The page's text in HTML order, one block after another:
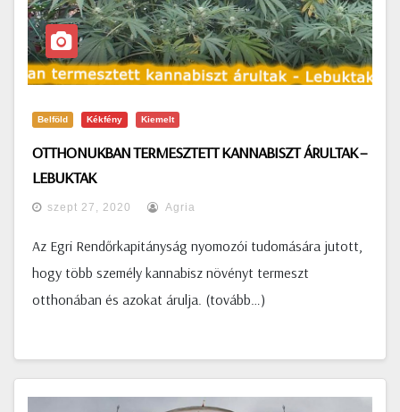
Belföld Kékfény Kiemelt
OTTHONUKBAN TERMESZTETT KANNABISZT ÁRULTAK –
LEBUKTAK
szept 27, 2020 Agria
Az Egri Rendőrkapitányság nyomozói tudomására jutott,
hogy több személy kannabisz növényt termeszt
otthonában és azokat árulja. (tovább…)